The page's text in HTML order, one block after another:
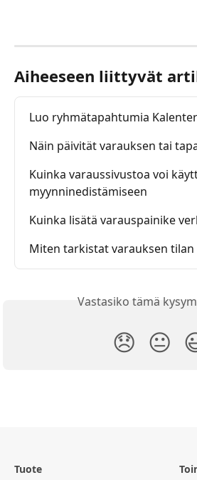
Aiheeseen liittyvät
Luo ryhmätapahtumia
Näin päivität varauksen tai
Kuinka varaussivustoa voi
myynninedistämiseen
Kuinka lisätä varauspainike
Miten tarkistat varauksen tilan
Vastasiko tämä
😞 😐
Tuote